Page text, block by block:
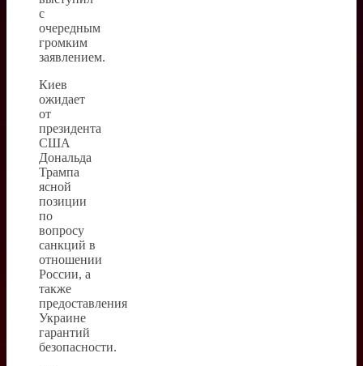
с
очередным
громким
заявлением.
Киев
ожидает
от
президента
США
Дональда
Трампа
ясной
позиции
по
вопросу
санкций в
отношении
России, а
также
предоставления
Украине
гарантий
безопасности.